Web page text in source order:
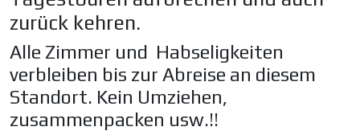
zurück kehren.
Alle Zimmer und Habseligkeiten
verbleiben bis zur Abreise an diesem
Standort. Kein Umziehen,
zusammenpacken usw.!!